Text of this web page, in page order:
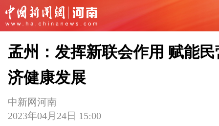
孟州：发挥新联会作用 赋能
济健康发展
中新网河南
2023年04月24日 15:00